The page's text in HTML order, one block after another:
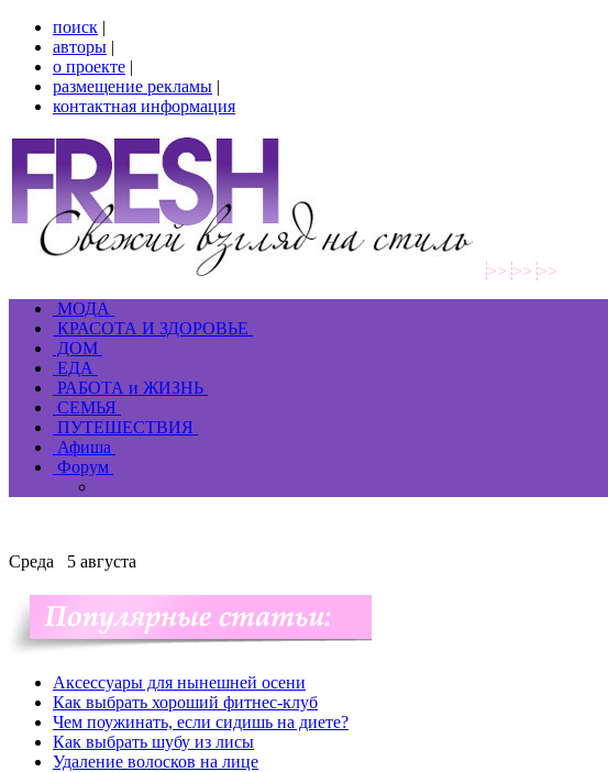
поиск |
авторы |
о проекте |
размещение рекламы |
контактная информация
>> >> >>
МОДА
КРАСОТА И ЗДОРОВЬЕ
ДОМ
ЕДА
РАБОТА и ЖИЗНЬ
СЕМЬЯ
ПУТЕШЕСТВИЯ
Афиша
Форум
Среда 5 августа
Аксессуары для нынешней осени
Как выбрать хороший фитнес-клуб
Чем поужинать, если сидишь на диете?
Как выбрать шубу из лисы
Удаление волосков на лице